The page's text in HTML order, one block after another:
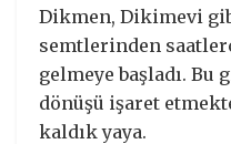
Dikmen, Dikimevi
semtlerinden
gelmeye başladı. Bu
dönüşü işaret
kaldık yaya.